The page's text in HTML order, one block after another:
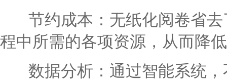
节约成本：无纸化阅卷省去
程中所需的各项资源，从而降
数据分析：通过智能系统，